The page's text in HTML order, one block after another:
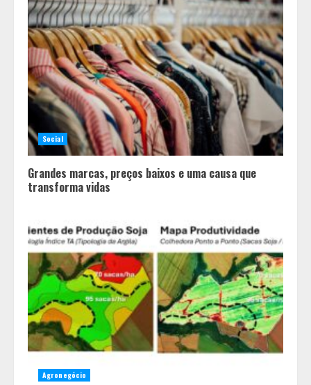
Social
Grandes marcas, preços baixos e uma causa que
transforma vidas
Agronegócio